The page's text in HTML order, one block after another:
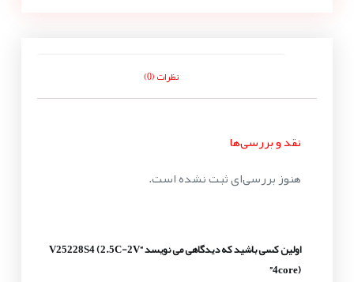
نظرات (0)
نقد و بررسی‌ها
هنوز بررسی‌ای ثبت نشده است.
اولین کسی باشید که دیدگاهی می نویسد “V25228S4 (2.5C-2V
4core)”